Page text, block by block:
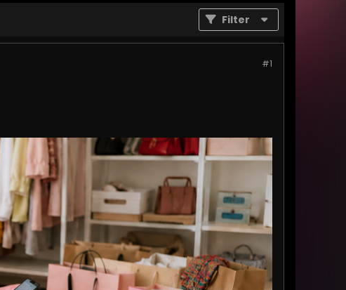
Filter
#1